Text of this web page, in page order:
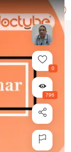
---
0
796